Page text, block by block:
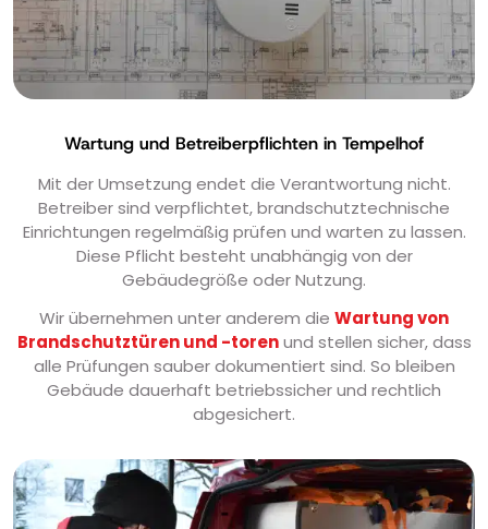
Wartung und Betreiberpflichten in Tempelhof
Mit der Umsetzung endet die Verantwortung nicht.
Betreiber sind verpflichtet, brandschutztechnische
Einrichtungen regelmäßig prüfen und warten zu lassen.
Diese Pflicht besteht unabhängig von der
Gebäudegröße oder Nutzung.
Wir übernehmen unter anderem die Wartung von
Brandschutztüren und -torenund stellen sicher, dass
alle Prüfungen sauber dokumentiert sind. So bleiben
Gebäude dauerhaft betriebssicher und rechtlich
abgesichert.